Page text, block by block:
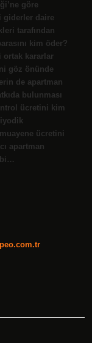
göre
giderler daire
tarafından
kim öder?
ortak kararlar
göz önünde
de apartman
bulunması
ücretini kim
ücretini
apartman